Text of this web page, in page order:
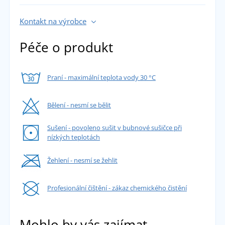
Kontakt na výrobce
Péče o produkt
Praní - maximální teplota vody 30 °C
Bělení - nesmí se bělit
Sušení - povoleno sušit v bubnové sušičce při
nízkých teplotách
Žehlení - nesmí se žehlit
Profesionální čištění - zákaz chemického čistění